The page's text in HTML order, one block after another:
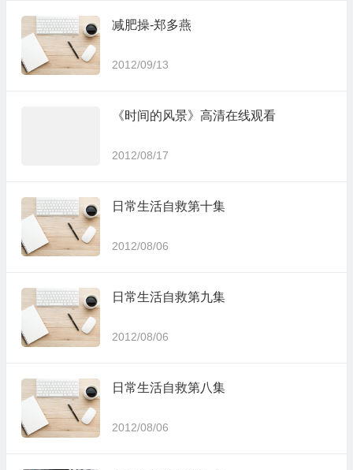
减肥操-郑多燕
2012/09/13
《时间的风景》高清在线观看
2012/08/17
日常生活自救第十集
2012/08/06
日常生活自救第九集
2012/08/06
日常生活自救第八集
2012/08/06